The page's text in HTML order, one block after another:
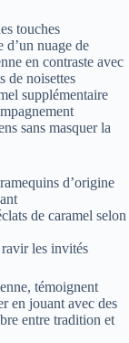
touches
d’un nuage de
en contraste avec
de noisettes
supplémentaire
sans masquer la
d’origine
de caramel selon
les invités
témoignent
en jouant avec des
entre tradition et